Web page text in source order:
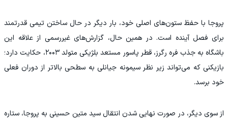
پروجا با حفظ ستون‌های اصلی خود، بار دیگر در حال ساختن تیمی قدرتمند
برای فصل آینده است. در همین حال، گزارش‌های غیررسمی از علاقه این
باشگاه به جذب فره رگرز، قطر پاسور مستعد بلژیکی متولد ۲۰۰۳، حکایت دارد؛
بازیکنی که می‌تواند زیر نظر سیمونه جیانلی به سطحی بالاتر از دوران فعلی
خود برسد.
از سوی دیگر، در صورت نهایی شدن انتقال سید متین حسینی به پروجا، ستاره